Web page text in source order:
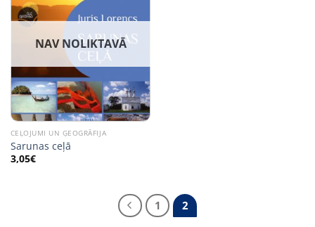
NAV NOLIKTAVĀ
CEĻOJUMI UN ĢEOGRĀFIJA
Sarunas ceļā
3,05€
1 2